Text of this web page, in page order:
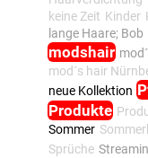
keine Zeit Kinder
lange Haare; Bob
modshair
mod´s hair
neue Kollektion
Produkte
Sommer
Sprüche